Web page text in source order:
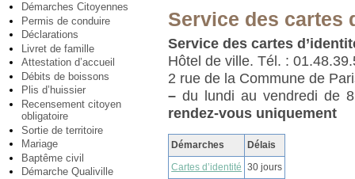
Démarches Citoyennes
Permis de conduire
Déclarations
Livret de famille
Attestation d’accueil
Débits de boissons
Plis d’huissier
Recensement citoyen
obligatoire
Sortie de territoire
Mariage
Baptême civil
Démarche Qualiville
Service des cartes
Service des cartes
Hôtel de ville. Tél. :
2 rue de la Commune de
– du lundi au vendredi de
rendez-vous uniquement
Démarches
Délais
Cartes d’identité 30 jours